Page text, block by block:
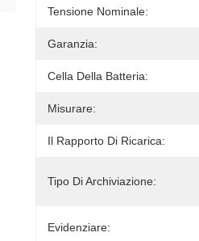
Tensione Nominale:
Garanzia:
Cella Della Batteria:
Misurare:
Il Rapporto Di Ricarica:
Tipo Di Archiviazione:
Evidenziare: